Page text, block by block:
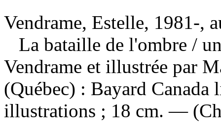
Vendrame, Estelle, 1981-,
La bataille de l'ombre /
Vendrame et illustrée par
(Québec) : Bayard
illustrations ; 18 cm. —